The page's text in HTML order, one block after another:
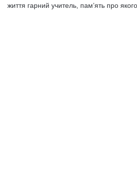
життя гарний учитель, пам’ять про